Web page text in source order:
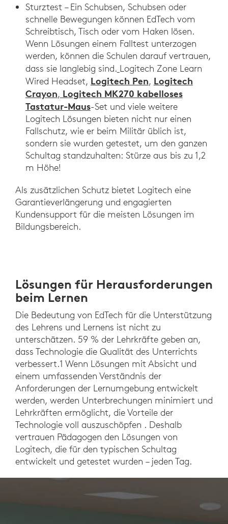
Sturztest – Ein Schubsen, Schubsen oder
schnelle Bewegungen können EdTech vom
Schreibtisch, Tisch oder vom Haken lösen.
Wenn Lösungen einem Falltest unterzogen
werden, können die Schulen darauf vertrauen,
dass sie langlebig sind. Logitech Zone Learn
Wired Headset, Logitech Pen, Logitech
Crayon, Logitech MK270 kabelloses
Tastatur-Maus-Set und viele weitere
Logitech Lösungen bieten nicht nur einen
Fallschutz, wie er beim Militär üblich ist,
sondern sie wurden getestet, um den ganzen
Schultag standzuhalten: Stürze aus bis zu 1,2
m Höhe!
Als zusätzlichen Schutz bietet Logitech eine
Garantieverlängerung und engagierten
Kundensupport für die meisten Lösungen im
Bildungsbereich.
Lösungen für Herausforderungen
beim Lernen
Die Bedeutung von EdTech für die Unterstützung
des Lehrens und Lernens ist nicht zu
unterschätzen. 59 % der Lehrkräfte geben an,
dass Technologie die Qualität des Unterrichts
verbessert.1 Wenn Lösungen mit Absicht und
einem umfassenden Verständnis der
Anforderungen der Lernumgebung entwickelt
werden, werden Unterbrechungen minimiert und
Lehrkräften ermöglicht, die Vorteile der
Technologie voll auszuschöpfen . Deshalb
vertrauen Pädagogen den Lösungen von
Logitech, die für den typischen Schultag
entwickelt und getestet wurden – jeden Tag.